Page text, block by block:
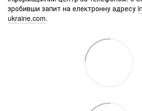
зробивши запит на електронну адресу
ukraine.com.